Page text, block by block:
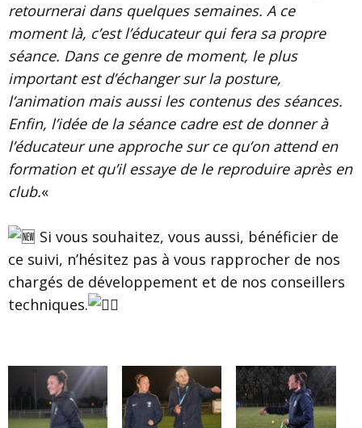
retournerai dans quelques semaines. A ce
moment là, c’est l’éducateur qui fera sa propre
séance. Dans ce genre de moment, le plus
important est d’échanger sur la posture,
l’animation mais aussi les contenus des séances.
Enfin, l’idée de la séance cadre est de donner à
l’éducateur une approche sur ce qu’on attend en
formation et qu’il essaye de le reproduire après en
club.«
Si vous souhaitez, vous aussi, bénéficier de
ce suivi, n’hésitez pas à vous rapprocher de nos
chargés de développement et de nos conseillers
techniques.